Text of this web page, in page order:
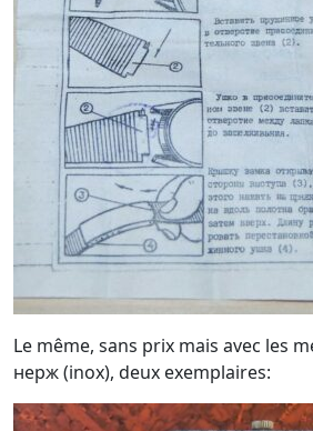
Le même, sans prix mais avec les
нерж (inox), deux exemplaires: